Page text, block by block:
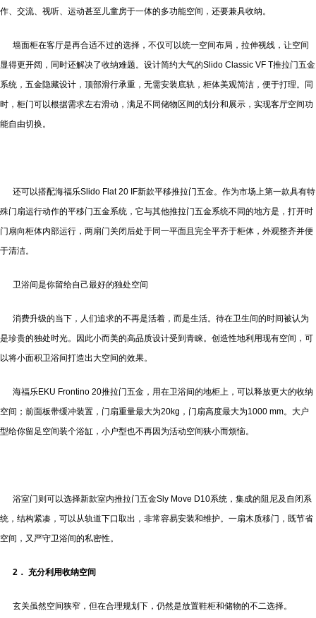
作、交流、视听、运动甚至儿童房于一体的多功能空间，还要兼具收纳。
墙面柜在客厅是再合适不过的选择，不仅可以统一空间布局，拉伸视线，让空间
显得更开阔，同时还解决了收纳难题。设计简约大气的Slido Classic VF T推拉门五金
系统，五金隐藏设计，顶部滑行承重，无需安装底轨，柜体美观简洁，便于打理。同
时，柜门可以根据需求左右滑动，满足不同储物区间的划分和展示，实现客厅空间功
能自由切换。
还可以搭配海福乐Slido Flat 20 IF新款平移推拉门五金。作为市场上第一款具有特
殊门扇运行动作的平移门五金系统，它与其他推拉门五金系统不同的地方是，打开时
门扇向柜体内部运行，两扇门关闭后处于同一平面且完全平齐于柜体，外观整齐并便
于清洁。
卫浴间是你留给自己最好的独处空间
消费升级的当下，人们追求的不再是活着，而是生活。待在卫生间的时间被认为
是珍贵的独处时光。因此小而美的高品质设计受到青睐。创造性地利用现有空间，可
以将小面积卫浴间打造出大空间的效果。
海福乐EKU Frontino 20推拉门五金，用在卫浴间的地柜上，可以释放更大的收纳
空间；前面板带缓冲装置，门扇重量最大为20kg，门扇高度最大为1000 mm。大户
型给你留足空间装个浴缸，小户型也不再因为活动空间狭小而烦恼。
浴室门则可以选择新款室内推拉门五金Sly Move D10系统，集成的阻尼及自闭系
统，结构紧凑，可以从轨道下口取出，非常容易安装和维护。一扇木质移门，既节省
空间，又严守卫浴间的私密性。
2． 充分利用收纳空间
玄关虽然空间狭窄，但在合理规划下，仍然是放置鞋柜和储物的不二选择。